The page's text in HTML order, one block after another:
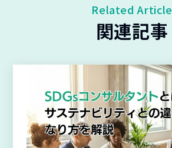
Related Article
関連記事